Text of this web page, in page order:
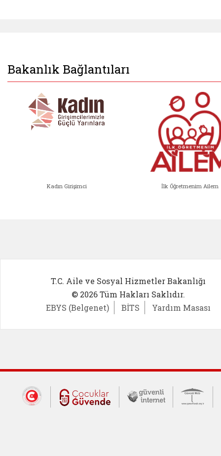
Bakanlık Bağlantıları
Kadın Girişimci İlk Öğretmenim Ailem
T.C. Aile ve Sosyal Hizmetler Bakanlığı
© 2026 Tüm Hakları Saklıdır.
EBYS (Belgenet)
BİTS Yardım Masası
Dış Bağlantılar
Cumhurbaşkanlığı İletişim Merkezi
Çocuklar Güvende (yeni
Güvenli